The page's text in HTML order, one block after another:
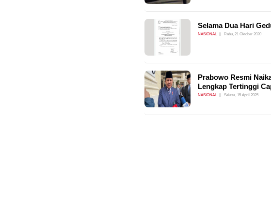
Selama Dua Hari
NASIONAL Rabu, 21 Oktober 2020
Prabowo Resmi
Lengkap Tertinggi
NASIONAL Selasa, 15 April 2025